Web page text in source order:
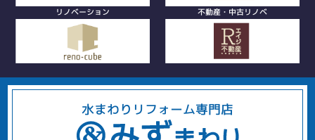
リノベーション 不動産・中古リノベ
水まわりリフォーム専門店